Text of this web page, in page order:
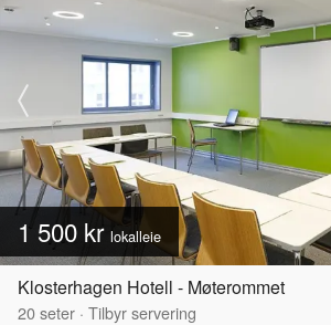
1 500 kr lokalleie
Klosterhagen Hotell - Møterommet
20seter · Tilbyr servering